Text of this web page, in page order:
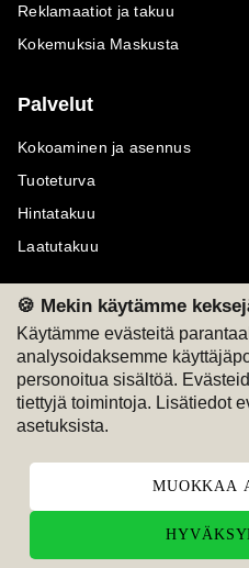
🍪 Mekin käytämme
Käytämme evästeitä
analysoidaksemme
personoitua sisältöä.
tiettyjä toimintoja. Lisätiedot
asetuksista.
MUOKKAA
Reklamaatiot ja takuu
Kokemuksia Maskusta
Palvelut
Kokoaminen ja asennus
Tuoteturva
Hintatakuu
Laatutakuu
Maksutavat
M